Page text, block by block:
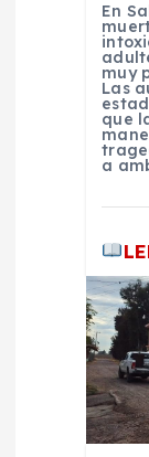
En
muy
Las
que
a